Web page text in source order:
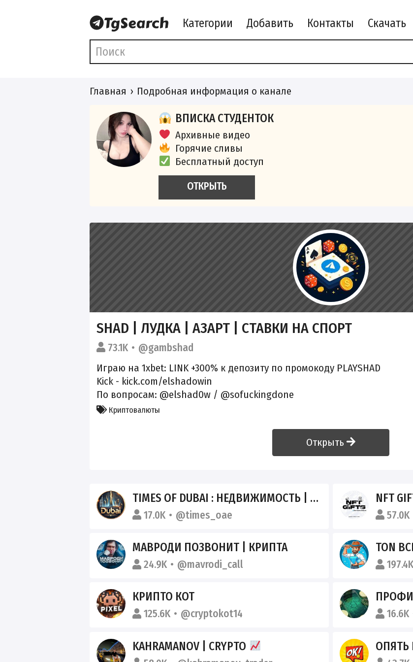
Категории Добавить Контакты Скачать
Главная Подробная информация о канале
ВПИСКА СТУДЕНТОК
Архивные видео
Горячие сливы
Бесплатный доступ
ОТКРЫТЬ
SHAD | ЛУДКА | АЗАРТ | СТАВКИ НА СПОРТ
73.1K
@gambshad
Играю на 1xbet: LINK+300% к депозиту по промокоду PLAYSHAD
Kick - kick.com/elshadowin
По вопросам: @elshad0w / @sofuckingdone
Криптовалюты
Открыть
TIMES OF DUBAI : НЕДВИЖИМОСТЬ | КРИПТО ДУБАИ
17.0K @times_oae
NFT
57.0K
МАВРОДИ ПОЗВОНИТ | КРИПТА
24.9K @mavrodi_call
TON
197.4K
КРИПТО КОТ
125.6K @cryptokot14 16.6K
KAHRAMANOV | CRYPTO ОПЯТЬ